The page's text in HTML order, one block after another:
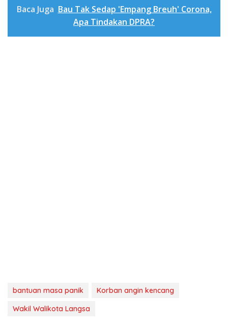
Baca Juga Bau Tak Sedap 'Empang Breuh' Corona,
Apa Tindakan DPRA?
bantuan masa panik
Korban angin kencang
Wakil Walikota Langsa